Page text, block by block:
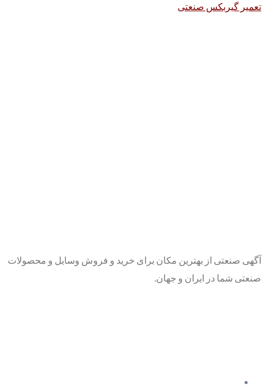
تعمیر گیربکس صنعتی
آگهی صنعتی از بهترین مکان برای خرید و فروش وسایل و محصولات
صنعتی شما در ایران و جهان.